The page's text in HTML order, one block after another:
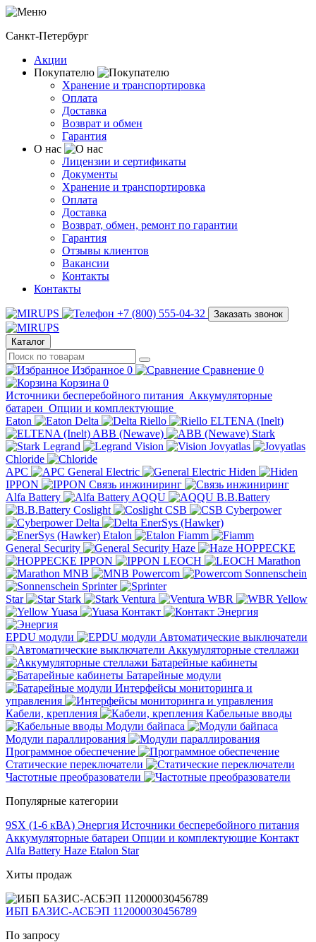
Санкт-Петербург
Акции
Покупателю
Хранение и транспортировка
Оплата
Доставка
Возврат и обмен
Гарантия
О нас
Лицензии и сертификаты
Документы
Хранение и транспортировка
Оплата
Доставка
Возврат, обмен, ремонт по гарантии
Гарантия
Отзывы клиентов
Вакансии
Контакты
Контакты
+7 (800) 555-04-32 Заказать звонок
Каталог
Избранное 0 Сравнение 0
Корзина 0
Источники бесперебойного питания Аккумуляторные
батареи Опции и комплектующие
Eaton
Delta Riello
ELTENA (Inelt)
ABB (Newave)
Stark
Legrand
Vision
Jovyatlas
Chloride
APC
General Electric
Hiden
IPPON
Связь инжиниринг
Alfa Battery
AQQU
B.B.Battery
Coslight
CSB
Cyberpower
Delta
EnerSys (Hawker)
Etalon
Fiamm
General Security
Haze
HOPPECKE
IPPON
LEOCH
Marathon
MNB
Powercom
Sonnenschein
Sprinter
Star
Stark Ventura WBR
Yellow
Yuasa
Контакт Энергия
EPDU модули
Автоматические выключатели
Аккумуляторные стеллажи
Батарейные кабинеты
Батарейные модули
Интерфейсы мониторинга и
управления
Кабели, крепления
Кабельные вводы
Модули байпаса
Модули параллирования
Программное обеспечение
Статические переключатели
Частотные преобразователи
Популярные категории
9SX (1-6 кВА) Энергия Источники бесперебойного питания
Аккумуляторные батареи Опции и комплектующие Контакт
Alfa Battery Haze Etalon Star
Хиты продаж
ИБП БАЗИС-АСБЭП 112000030456789
По запросу